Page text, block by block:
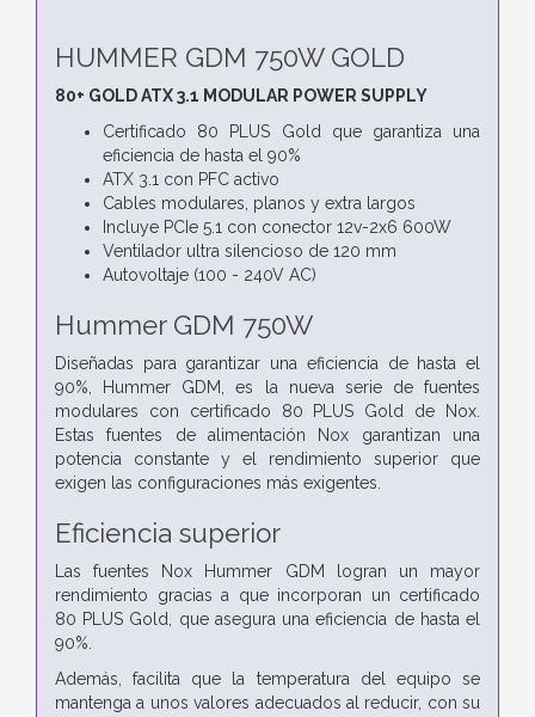
HUMMER GDM 750W GOLD
80+ GOLD ATX 3.1 MODULAR POWER SUPPLY
Certificado 80 PLUS Gold que garantiza una
eficiencia de hasta el 90%
ATX 3.1 con PFC activo
Cables modulares, planos y extra largos
Incluye PCIe 5.1 con conector 12v-2x6 600W
Ventilador ultra silencioso de 120 mm
Autovoltaje (100 - 240V AC)
Hummer GDM 750W
Diseñadas para garantizar una eficiencia de hasta el
90%, Hummer GDM, es la nueva serie de fuentes
modulares con certificado 80 PLUS Gold de Nox.
Estas fuentes de alimentación Nox garantizan una
potencia constante y el rendimiento superior que
exigen las configuraciones más exigentes.
Eficiencia superior
Las fuentes Nox Hummer GDM logran un mayor
rendimiento gracias a que incorporan un certificado
80 PLUS Gold, que asegura una eficiencia de hasta el
90%.
Además, facilita que la temperatura del equipo se
mantenga a unos valores adecuados al reducir, con su